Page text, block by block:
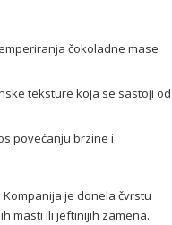
čokoladne mase
teksture koja se sastoji od
povećanju brzine i
je donela čvrstu
masti ili jeftinijih zamena.